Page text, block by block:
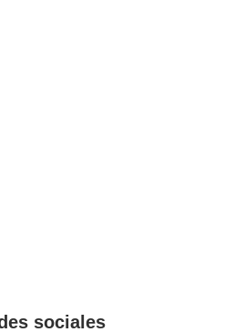
sociales